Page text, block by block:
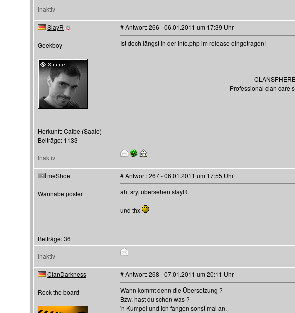
Inaktiv
SlayR
Geekboy
Herkunft: Calbe (Saale)
Beiträge: 1133
# Antwort: 266 - 06.01.2011 um 17:39 Uhr
Ist doch längst in der info.php im release eingetragen!
------------------
---
Professional clan care
Inaktiv
meShoe
Wannabe poster
Beiträge: 36
# Antwort: 267 - 06.01.2011 um 17:55 Uhr
ah. sry. übersehen slayR.
und thx
Inaktiv
ClanDarkness
Rock the board
# Antwort: 268 - 07.01.2011 um 20:11 Uhr
Wann kommt denn die Übersetzung ?
Bzw. hast du schon was ?
'n Kumpel und ich fangen sonst mal an.